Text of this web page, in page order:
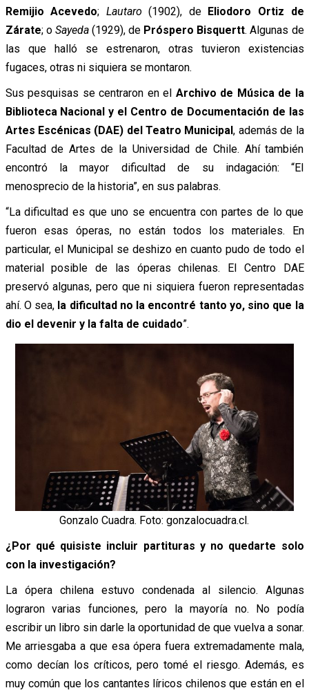
Remijio Acevedo; Lautaro (1902), de Eliodoro Ortiz de
Zárate; o Sayeda (1929), de Próspero Bisquertt. Algunas de
las que halló se estrenaron, otras tuvieron existencias
fugaces, otras ni siquiera se montaron.
Sus pesquisas se centraron en el Archivo de Música de la
Biblioteca Nacional y el Centro de Documentación de las
Artes Escénicas (DAE) del Teatro Municipal, además de la
Facultad de Artes de la Universidad de Chile. Ahí también
encontró la mayor dificultad de su indagación: “El
menosprecio de la historia”, en sus palabras.
“La dificultad es que uno se encuentra con partes de lo que
fueron esas óperas, no están todos los materiales. En
particular, el Municipal se deshizo en cuanto pudo de todo el
material posible de las óperas chilenas. El Centro DAE
preservó algunas, pero que ni siquiera fueron representadas
ahí. O sea, la dificultad no la encontré tanto yo, sino que la
dio el devenir y la falta de cuidado”.
Gonzalo Cuadra. Foto: gonzalocuadra.cl.
¿Por qué quisiste incluir partituras y no quedarte solo
con la investigación?
La ópera chilena estuvo condenada al silencio. Algunas
lograron varias funciones, pero la mayoría no. No podía
escribir un libro sin darle la oportunidad de que vuelva a sonar.
Me arriesgaba a que esa ópera fuera extremadamente mala,
como decían los críticos, pero tomé el riesgo. Además, es
muy común que los cantantes líricos chilenos que están en el